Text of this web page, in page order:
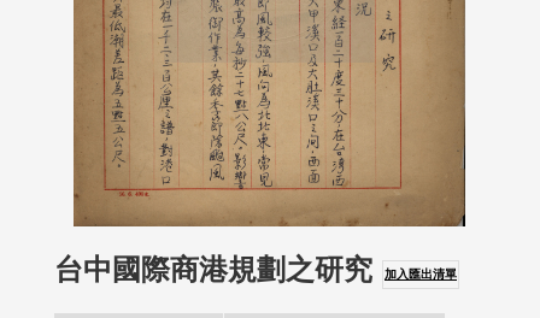
台中國際商港規劃之研究 加入匯出清單